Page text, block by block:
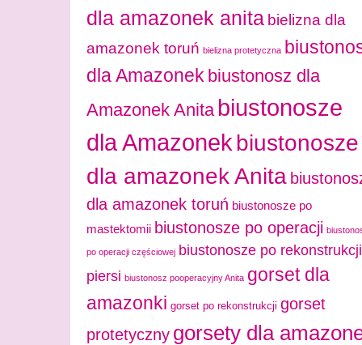
dla amazonek anita bielizna dla
amazonek toruń bielizna protetyczna
dla Amazonek biustonosz dla
Amazonek Anita biustonosze
dla Amazonekbiustonosze
dla amazonek Anita
dla amazonek toruń biustonosze po
mastektomii biustonosze po operacji
po operacji częściowej biustonosze po rekonstrukcji
piersi biustonosz pooperacyjny Anita gorset dla
amazonki gorset po rekonstrukcji gorset
protetyczny gorsety dla